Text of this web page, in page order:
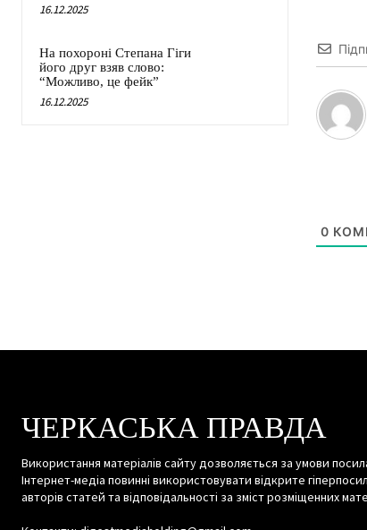
16.12.2025
На похороні Степана Гіги
його друг взяв слово:
“Можливо, це фейк”
16.12.2025
0
ЧЕРКАСЬКА ПРАВДА
Використання матеріалів сайту дозволяється за умови
Інтернет-медіа повинні використовувати відкрите
авторів статей та відповідальності за зміст розміщенних